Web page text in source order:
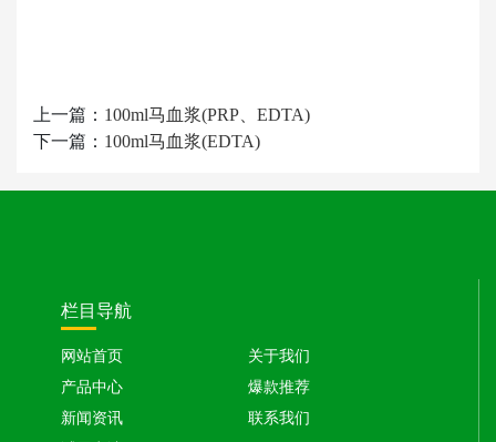
上一篇： 100ml马血浆(PRP、EDTA)
下一篇： 100ml马血浆(EDTA)
栏目导航
网站首页
关于我们
产品中心
爆款推荐
新闻资讯
联系我们